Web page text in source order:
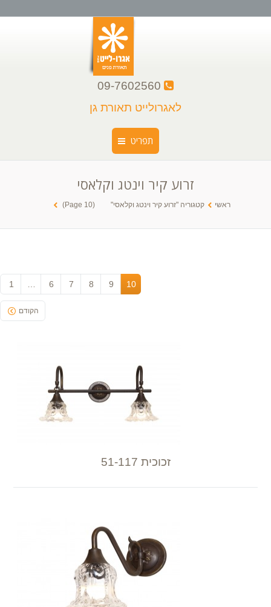
לאגרולייט תאורת גן
תפריט
ראשי
קצת עלינו
קטלוג גופי תאורה
זרוע קיר וינטג וקלאסי
You are here:
ראשי קטגוריה "זרוע קיר וינטג וקלאסי" (Page 10)
1 … 6 7 8 9 10
הקודם
זכוכית 51-117